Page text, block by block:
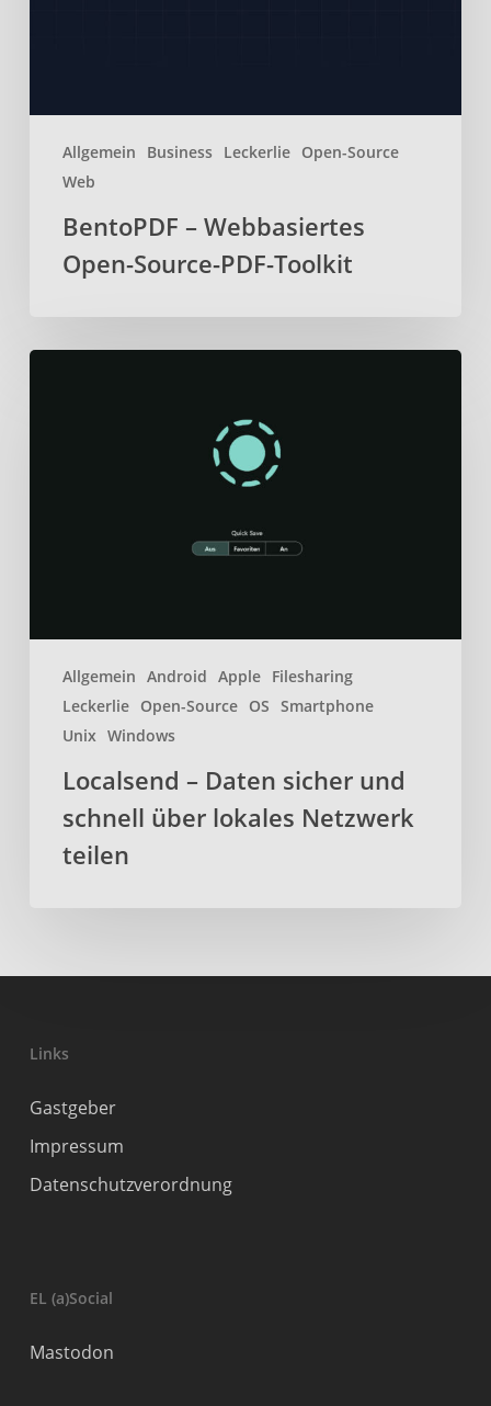
Allgemein Business Leckerlie Open-Source
Web
BentoPDF – Webbasiertes
Open-Source-PDF-Toolkit
Allgemein Android Apple Filesharing
Leckerlie Open-Source OS Smartphone
Unix Windows
Localsend
Localsend – Daten sicher und
schnell über lokales Netzwerk
teilen
Links
Gastgeber
Impressum
Datenschutzverordnung
EL (a)Social
Mastodon